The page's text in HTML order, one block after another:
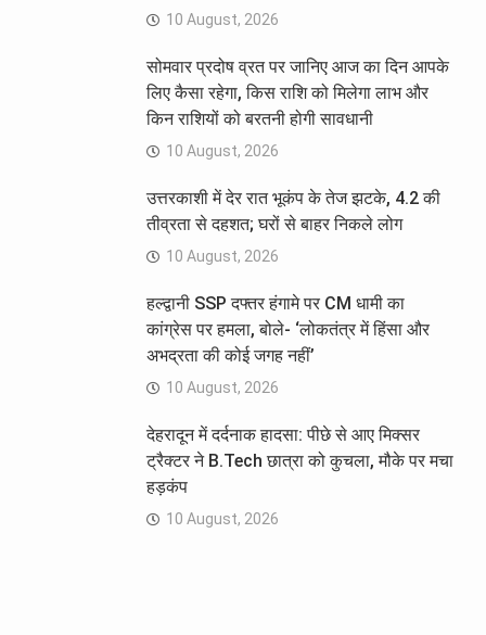
10 August, 2026
सोमवार प्रदोष व्रत पर जानिए आज का दिन आपके
लिए कैसा रहेगा, किस राशि को मिलेगा लाभ और
किन राशियों को बरतनी होगी सावधानी
10 August, 2026
उत्तरकाशी में देर रात भूकंप के तेज झटके, 4.2 की
तीव्रता से दहशत; घरों से बाहर निकले लोग
10 August, 2026
हल्द्वानी SSP दफ्तर हंगामे पर CM धामी का
कांग्रेस पर हमला, बोले- ‘लोकतंत्र में हिंसा और
अभद्रता की कोई जगह नहीं’
10 August, 2026
देहरादून में दर्दनाक हादसा: पीछे से आए मिक्सर
ट्रैक्टर ने B.Tech छात्रा को कुचला, मौके पर मचा
हड़कंप
10 August, 2026